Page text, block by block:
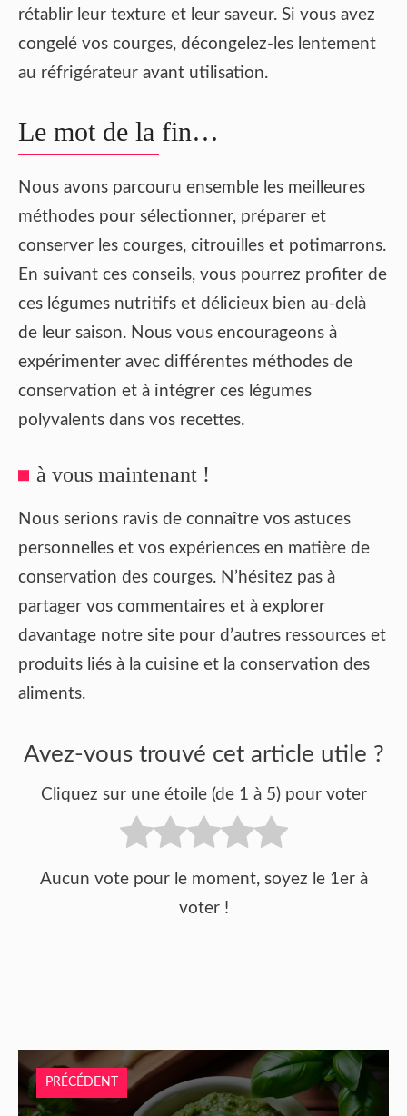
rétablir leur texture et leur saveur. Si vous avez
congelé vos courges, décongelez-les lentement
au réfrigérateur avant utilisation.
Le mot de la fin…
Nous avons parcouru ensemble les meilleures
méthodes pour sélectionner, préparer et
conserver les courges, citrouilles et potimarrons.
En suivant ces conseils, vous pourrez profiter de
ces légumes nutritifs et délicieux bien au-delà
de leur saison. Nous vous encourageons à
expérimenter avec différentes méthodes de
conservation et à intégrer ces légumes
polyvalents dans vos recettes.
à vous maintenant !
Nous serions ravis de connaître vos astuces
personnelles et vos expériences en matière de
conservation des courges. N’hésitez pas à
partager vos commentaires et à explorer
davantage notre site pour d’autres ressources et
produits liés à la cuisine et la conservation des
aliments.
Avez-vous trouvé cet article utile ?
Cliquez sur une étoile (de 1 à 5) pour voter
Aucun vote pour le moment, soyez le 1er à
voter !
PRÉCÉDENT